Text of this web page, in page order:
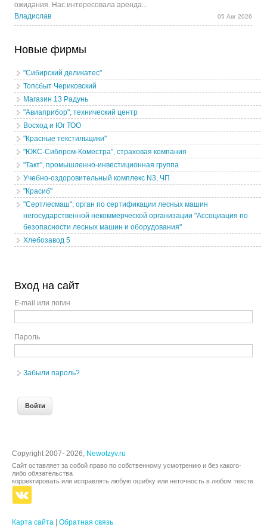
ожидания. Нас интересовала аренда...
Владислав
05 Авг 2026
Новые фирмы
"Сибирский деликатес"
Топсбыт Чериковский
Магазин 13 Радунь
"Авиаприбор", технический центр
Восход и Юг ТОО
"Красные текстильщики"
"ЮКС-Сибпром-Коместра", страховая компания
"Такт", промышленно-инвестиционная группа
Учебно-оздоровительный комплекс N3, ЧП
"Красиб"
"Сертлесмаш", орган по сертификации лесных машин
негосударственной некоммерческой организации "Ассоциация по
безопасности лесных машин и оборудования"
Хлебозавод 5
Вход на сайт
E-mail или логин
Пароль
Забыли пароль?
Карта сайта Обратная связь
Copyright 2007- 2026, Newotzyv.ru
Сайт оставляет за собой право по собственному усмотрению и без какого-
либо обязательства
корректировать или исправлять любую ошибку или неточность в любом тексте.